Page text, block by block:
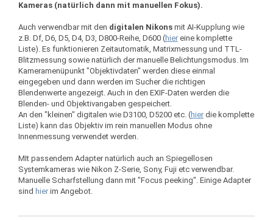
Kameras (natürlich dann mit manuellen Fokus).
Auch verwendbar mit den digitalen Nikons mit AI-Kupplung wie
z.B. Df, D6, D5, D4, D3, D800-Reihe, D600 (hiereine komplette
Liste). Es funktionieren Zeitautomatik, Matrixmessung und TTL-
Blitzmessung sowie natürlich der manuelle Belichtungsmodus. Im
Kameramenüpunkt "Objektivdaten" werden diese einmal
eingegeben und dann werden im Sucher die richtigen
Blendenwerte angezeigt. Auch in den EXIF-Daten werden die
Blenden- und Objektivangaben gespeichert.
An den "kleinen" digitalen wie D3100, D5200 etc. (hierdie komplette
Liste) kann das Objektiv im rein manuellen Modus ohne
Innenmessung verwendet werden.
MIt passendem Adapter natürlich auch an Spiegellosen
Systemkameras wie Nikon Z-Serie, Sony, Fuji etc verwendbar.
Manuelle Scharfstellung dann mit "Focus peeking". Einige Adapter
sind hierim Angebot.